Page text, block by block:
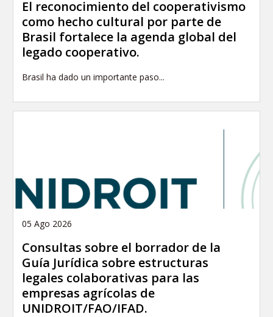
El reconocimiento del cooperativismo
como hecho cultural por parte de
Brasil fortalece la agenda global del
legado cooperativo.
Brasil ha dado un importante paso...
05 Ago 2026
Consultas sobre el borrador de la
Guía Jurídica sobre estructuras
legales colaborativas para las
empresas agrícolas de
UNIDROIT/FAO/IFAD.